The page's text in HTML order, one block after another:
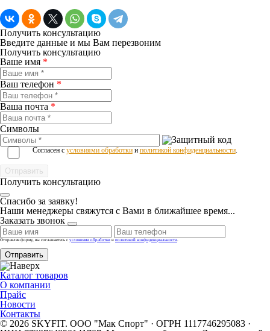
Получить консультацию
Введите данные и мы Вам перезвоним
Получить консультацию
Ваше имя *
Ваш телефон *
Ваша почта *
Символы
Согласен с условиями обработкии политикой конфиденциальности.
Получить консультацию
Спасибо за заявку!
Наши менеджеры свяжутся с Вами в ближайшее время...
Заказать звонок
Отправляя форму, вы соглашаетесь с условиями обработки и политикой конфиденциальности.
Отправить
Каталог товаров
О компании
Прайс
Новости
Контакты
© 2026 SKYFIT. ООО "Мак Спорт" · ОГРН 1117746295083 ·